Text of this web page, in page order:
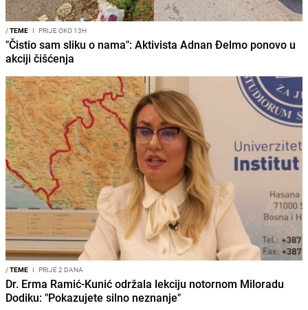
/TEME I PRIJE OKO 13H
"Čistio sam sliku o nama": Aktivista Adnan Đelmo ponovo u
akciji čišćenja
/TEME I PRIJE 2 DANA
Dr. Erma Ramić-Kunić održala lekciju notornom Miloradu
Dodiku: "Pokazujete silno neznanje"